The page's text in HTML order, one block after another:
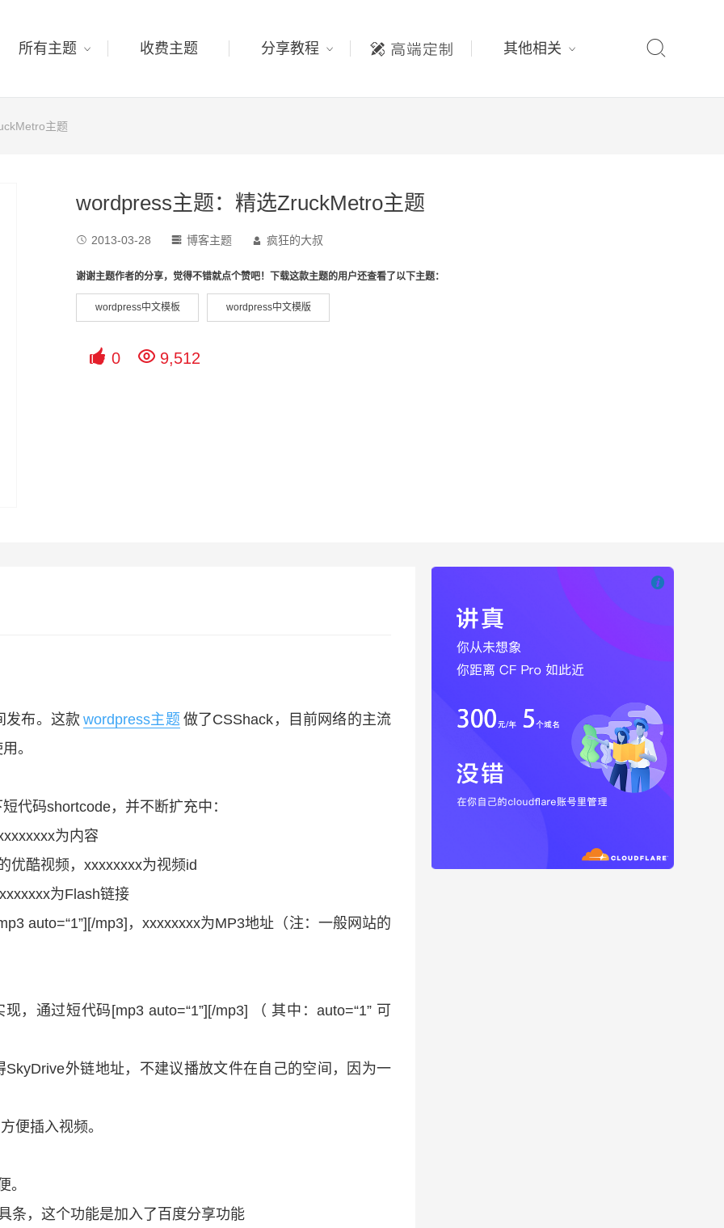
所有主题 收费主题 分享教程 其他相关 
主题
wordpress主题：精选ZruckMetro主题
 2013-03-28  博客主题  疯狂的大叔
谢谢主题作者的分享，觉得不错就点个赞吧！下载这款主题的用户还查看了以下主题：
wordpress中文模板 wordpress中文模版
 0  9,512
发布。这款 wordpress主题 做了CSShack，目前网络的主流
。
代码shortcode，并不断扩充中：
为内容
优酷视频，xxxxxxxx为视频id
为Flash链接
auto=“1”][/mp3]，xxxxxxxx为MP3地址（注：一般网站的
，通过短代码[mp3 auto=“1”][/mp3] （ 其中：auto=“1” 可
外链地址，不建议播放文件在自己的空间，因为一
便插入视频。
。
条，这个功能是加入了百度分享功能
